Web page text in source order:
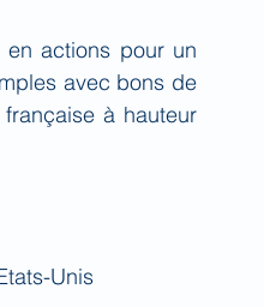
actions pour un
avec bons de
française à hauteur
Unis